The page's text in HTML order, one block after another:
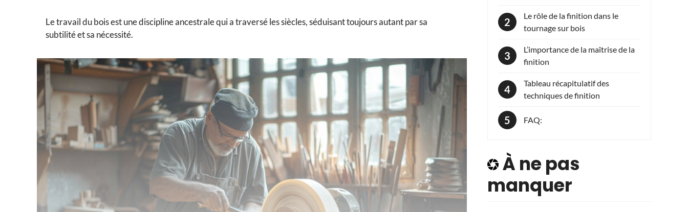
Le travail du bois est une discipline ancestrale qui a traversé les siècles, séduisant toujours autant par sa
subtilité et sa nécessité.
Le rôle de la finition dans le
tournage sur bois
L’importance de la maîtrise de la
finition
Tableau récapitulatif des
techniques de finition
FAQ:
À ne pas
manquer